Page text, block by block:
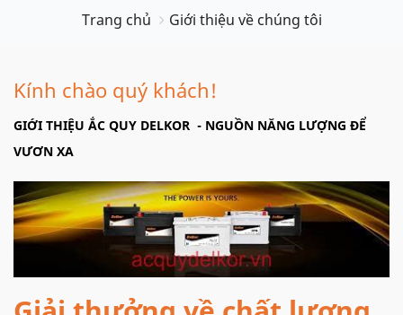
Trang chủ Giới thiệu về chúng tôi
Kính chào quý khách!
GIỚI THIỆU ẮC QUY DELKOR - NGUỒN NĂNG LƯỢNG ĐỂ
VƯƠN XA